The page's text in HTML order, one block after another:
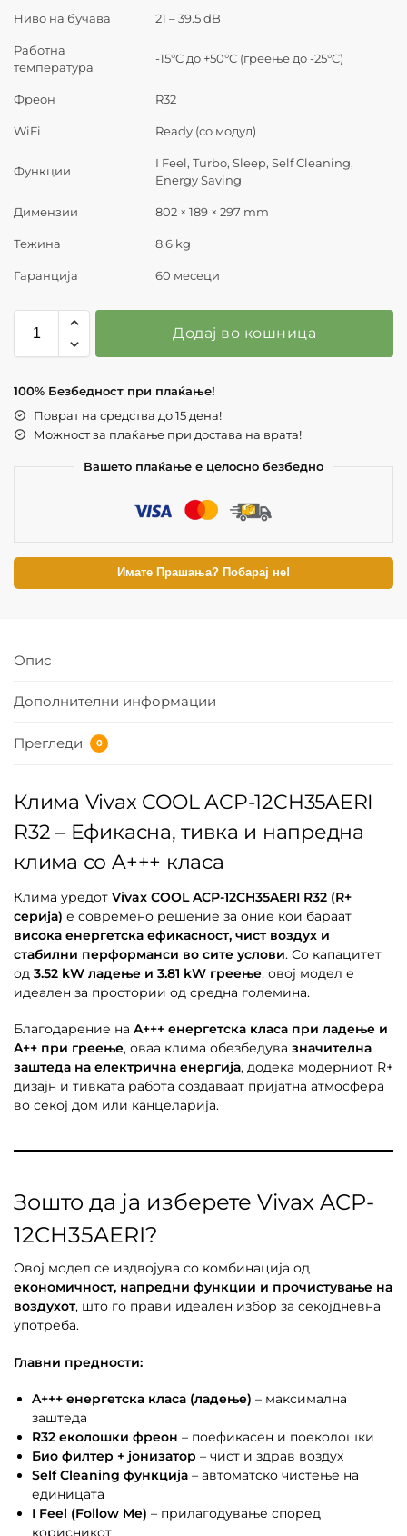
Ниво на бучава 21 – 39.5 dB
Работна
температура
-15°C до +50°C (греење до -25°C)
Фреон R32
WiFi Ready (со модул)
Функции
I Feel, Turbo, Sleep, Self Cleaning,
Energy Saving
Димензии 802 × 189 × 297 mm
Тежина 8.6 kg
Гаранција 60 месеци
Додај во кошница
100% Безбедност при плаќање!
Поврат на средства до 15 дена!
Можност за плаќање при достава на врата!
Вашето плаќање е целосно безбедно
Имате Прашања? Побарај не!
Опис
Дополнителни информации
Прегледи 0
Клима Vivax COOL ACP-12CH35AERI
R32 – Ефикасна, тивка и напредна
клима со A+++ класа
Клима уредот Vivax COOL ACP-12CH35AERI R32 (R+
серија) е современо решение за оние кои бараат
висока енергетска ефикасност, чист воздух и
стабилни перформанси во сите услови. Со капацитет
од 3.52 kW ладење и 3.81 kW греење, овој модел е
идеален за простории од средна големина.
Благодарение на A+++ енергетска класа при ладење и
A++ при греење, оваа клима обезбедува значителна
заштеда на електрична енергија, додека модерниот R+
дизајн и тивката работа создаваат пријатна атмосфера
во секој дом или канцеларија.
Зошто да ја изберете Vivax ACP-
12CH35AERI?
Овој модел се издвојува со комбинација од
економичност, напредни функции и прочистување на
воздухот, што го прави идеален избор за секојдневна
употреба.
Главни предности:
A+++ енергетска класа (ладење) – максимална
заштеда
R32 еколошки фреон – поефикасен и поеколошки
Био филтер + јонизатор – чист и здрав воздух
Self Cleaning функција – автоматско чистење на
единицата
I Feel (Follow Me) – прилагодување според
корисникот